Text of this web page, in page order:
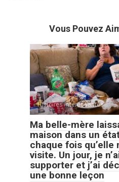
Vous Pouvez
Histoires Intéressantes
Ma belle-mère
maison dans un
chaque fois qu’elle
visite. Un jour, je
supporter et j’ai
une bonne leçon